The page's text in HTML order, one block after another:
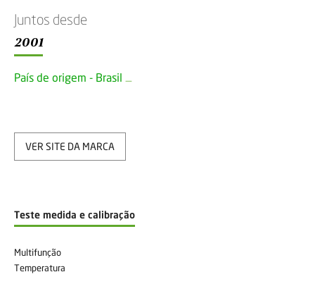
Juntos desde
2001
País de origem - Brasil
VER SITE DA MARCA
Teste medida e calibração
Multifunção
Temperatura